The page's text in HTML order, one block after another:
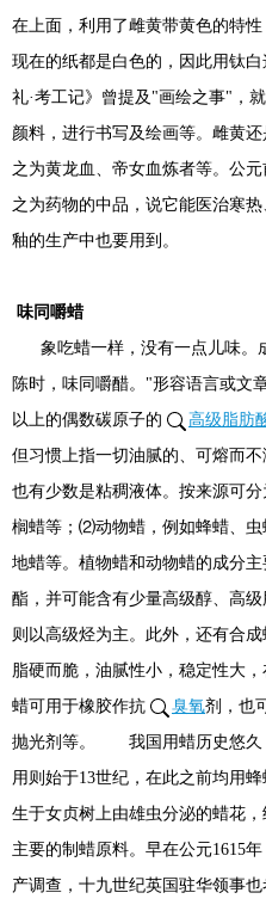
在上面，利用了雌黄带黄色的特
现在的纸都是白色的，因此用钛
礼·考工记》曾提及"画绘之事"，
颜料，进行书写及绘画等。雌黄
之为黄龙血、帝女血炼者等。公
之为药物的中品，说它能医治寒
釉的生产中也要用到。
味同嚼蜡
象吃蜡一样，没有一点儿味。
陈时，味同嚼醋。"形容语言或文
以上的偶数碳原子的
高级脂肪
但习惯上指一切油腻的、可熔而
也有少数是粘稠液体。按来源可
榈蜡等；⑵动物蜡，例如蜂蜡、
地蜡等。植物蜡和动物蜡的成分
酯，并可能含有少量高级醇、高
则以高级烃为主。此外，还有合
脂硬而脆，油腻性小，稳定性大
蜡可用于橡胶作抗
臭氧剂，也
抛光剂等。 我国用蜡历史悠久
用则始于13世纪，在此之前均用
生于女贞树上由雄虫分泌的蜡花
主要的制蜡原料。早在公元1615
产调查，十九世纪英国驻华领事